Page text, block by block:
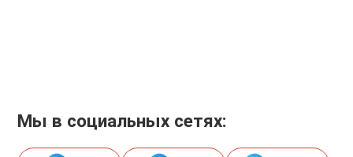
Мы в социальных сетях: